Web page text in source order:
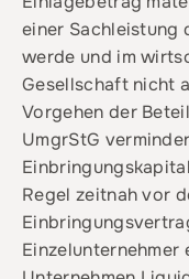
einer Sachleistung
werde und im
Gesellschaft nicht
Vorgehen der
UmgrStG
Regel zeitnah vor
Einzelunternehmer